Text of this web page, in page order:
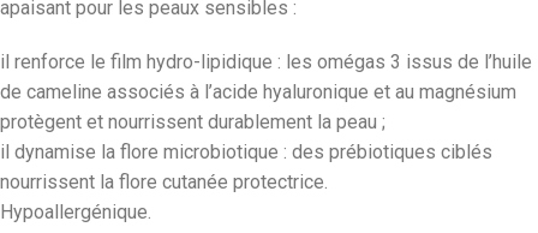
apaisant pour les peaux sensibles :
il renforce le film hydro-lipidique : les omégas 3 issus de l’huile
de cameline associés à l’acide hyaluronique et au magnésium
protègent et nourrissent durablement la peau ;
il dynamise la flore microbiotique : des prébiotiques ciblés
nourrissent la flore cutanée protectrice.
Hypoallergénique.